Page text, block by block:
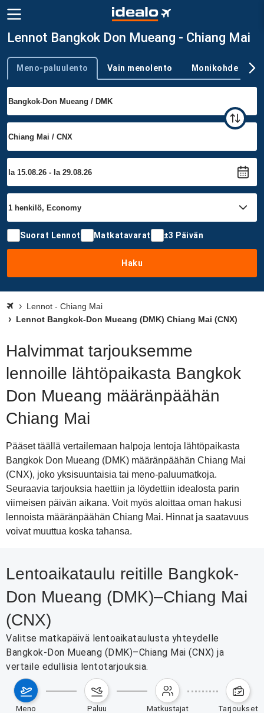
Lennot Bangkok Don Mueang - Chiang Mai
Trip type
Meno-paluulento Vain menolento Monikohde
Suorat Lennot Matkatavarat ±3 Päivän
Haku
Lennot - Chiang Mai
Lennot Bangkok-Don Mueang (DMK) Chiang Mai (CNX)
Halvimmat tarjouksemme
lennoille lähtöpaikasta Bangkok
Don Mueang määränpäähän
Chiang Mai
Pääset täällä vertailemaan halpoja lentoja lähtöpaikasta
Bangkok Don Mueang (DMK) määränpäähän Chiang Mai
(CNX), joko yksisuuntaisia tai meno-paluumatkoja.
Seuraavia tarjouksia haettiin ja löydettiin idealosta parin
viimeisen päivän aikana. Voit myös aloittaa oman hakusi
lennoista määränpäähän Chiang Mai. Hinnat ja saatavuus
voivat muuttua koska tahansa.
Lentoaikataulu reitille Bangkok-
Don Mueang (DMK)–Chiang Mai
(CNX)
Valitse matkapäivä lentoaikataulusta yhteydelle
Bangkok-Don Mueang (DMK)–Chiang Mai (CNX) ja
vertaile edullisia lentotarjouksia.
meno paluu matkustajat tarjoukset